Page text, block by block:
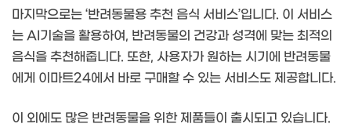
마지막으로는 ‘반려동물용 추천 음식 서비스’입니다. 이 서비스
는 AI기술을 활용하여, 반려동물의 건강과 성격에 맞는 최적의
음식을 추천해줍니다. 또한, 사용자가 원하는 시기에 반려동물
에게 이마트24에서 바로 구매할 수 있는 서비스도 제공합니다.
이 외에도 많은 반려동물을 위한 제품들이 출시되고 있습니다.